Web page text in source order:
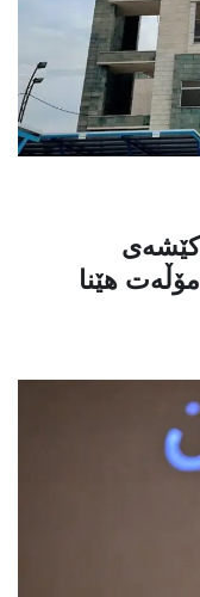
کێشەی
هێنا